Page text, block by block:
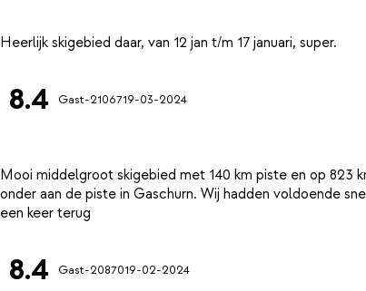
8.4 Gast-2106719-03-2024
Mooi middelgroot skigebied met 140 km piste en op 823
onder aan de piste in Gaschurn. Wij hadden voldoende
8.4 Gast-2087019-02-2024